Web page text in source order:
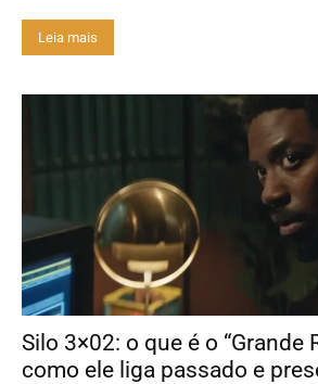
Leia mais
Silo 3×02: o que é o “Grande
como ele liga passado e